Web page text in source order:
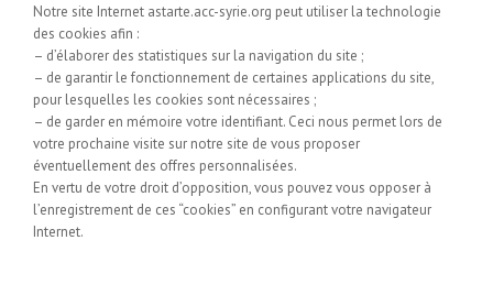
Notre site Internet astarte.acc-syrie.org peut utiliser la technologie
des cookies afin :
– d’élaborer des statistiques sur la navigation du site ;
– de garantir le fonctionnement de certaines applications du site,
pour lesquelles les cookies sont nécessaires ;
– de garder en mémoire votre identifiant. Ceci nous permet lors de
votre prochaine visite sur notre site de vous proposer
éventuellement des offres personnalisées.
En vertu de votre droit d’opposition, vous pouvez vous opposer à
l’enregistrement de ces “cookies” en configurant votre navigateur
Internet.